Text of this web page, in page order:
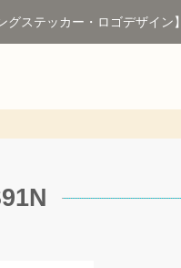
ステッカー・ロゴデザイン】